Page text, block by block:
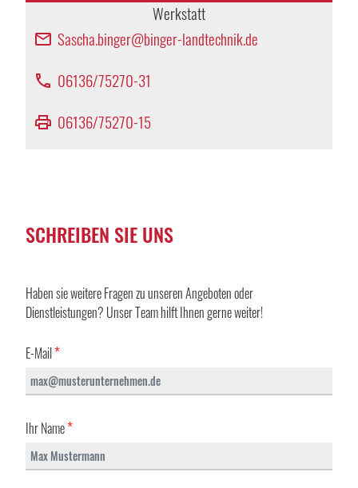
Werkstatt
email Sascha.binger@binger-landtechnik.de
phone 06136/75270-31
print 06136/75270-15
SCHREIBEN SIE UNS
Haben sie weitere Fragen zu unseren Angeboten oder
Dienstleistungen? Unser Team hilft Ihnen gerne weiter!
E-Mail*
Ihr Name*